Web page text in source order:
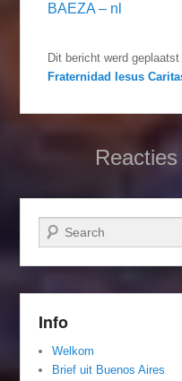
BAEZA – nl
Dit bericht werd
Fraternidad Iesus
Zoeken
Info
Welkom
Brief uit Buenos Aires